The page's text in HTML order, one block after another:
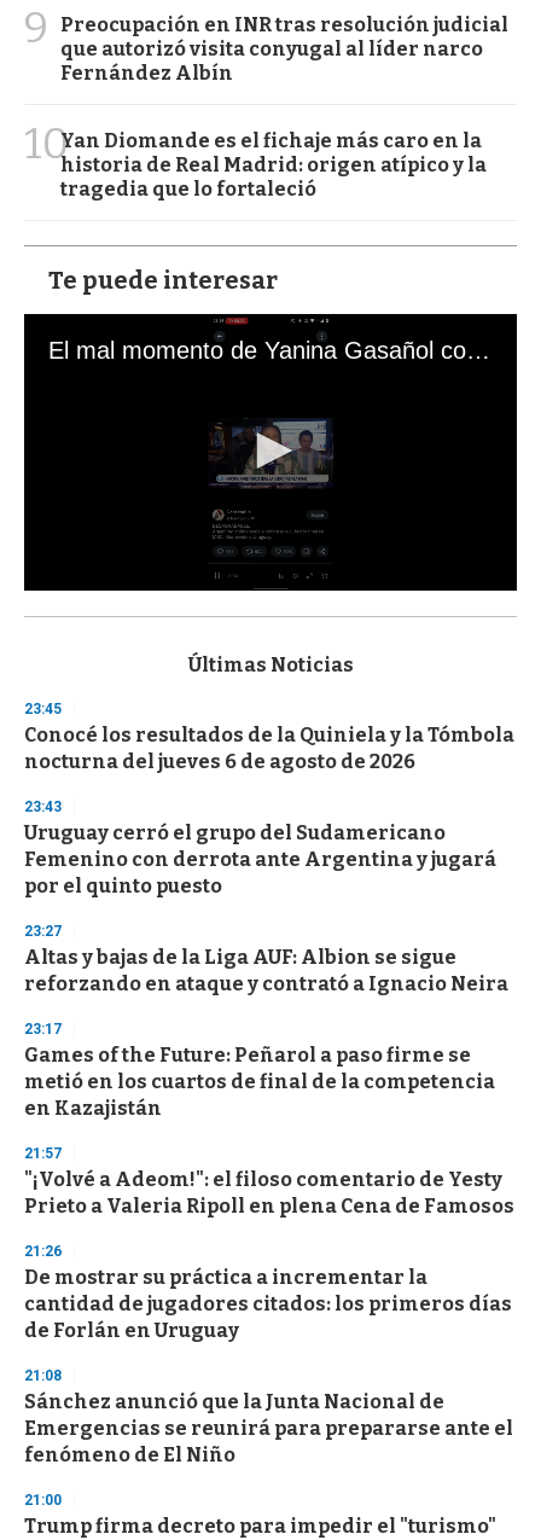
9
Preocupación en INR tras resolución judicial
que autorizó visita conyugal al líder narco
Fernández Albín
10Yan Diomande es el fichaje más caro en la
historia de Real Madrid: origen atípico y la
tragedia que lo fortaleció
Te puede interesar
El mal momento de Yanina Gasañol con un hincha argentino en "Subrayado"
s
d
s
o
f
3
s
e
c
o
d
s
Últimas Noticias
23:45
Conocé los resultados de la Quiniela y la Tómbola
nocturna del jueves 6 de agosto de 2026
23:43
Uruguay cerró el grupo del Sudamericano
Femenino con derrota ante Argentina y jugará
por el quinto puesto
23:27
Altas y bajas de la Liga AUF: Albion se sigue
reforzando en ataque y contrató a Ignacio Neira
23:17
Games of the Future: Peñarol a paso firme se
metió en los cuartos de final de la competencia
en Kazajistán
21:57
"¡Volvé a Adeom!": el filoso comentario de Yesty
Prieto a Valeria Ripoll en plena Cena de Famosos
21:26
De mostrar su práctica a incrementar la
cantidad de jugadores citados: los primeros días
de Forlán en Uruguay
21:08
Sánchez anunció que la Junta Nacional de
Emergencias se reunirá para prepararse ante el
fenómeno de El Niño
21:00
Trump firma decreto para impedir el "turismo"